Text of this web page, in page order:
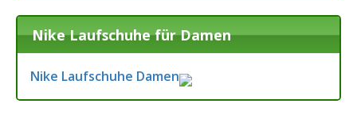
Nike Laufschuhe für Damen
Nike Laufschuhe Damen